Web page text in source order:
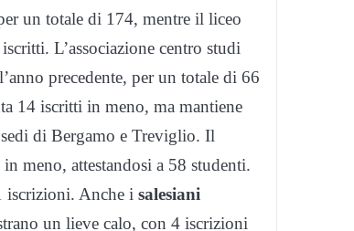
un totale di 174, mentre il liceo
L’associazione centro studi
precedente, per un totale di 66
14 iscritti in meno, ma mantiene
di Bergamo e Treviglio. Il
meno, attestandosi a 58 studenti.
iscrizioni. Anche i salesiani
un lieve calo, con 4 iscrizioni